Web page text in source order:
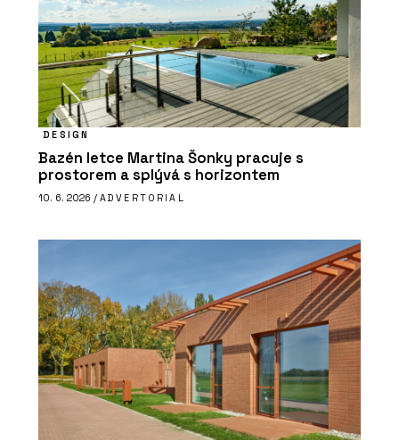
DESIGN
Bazén letce Martina Šonky pracuje s
prostorem a splývá s horizontem
10. 6. 2026 / ADVERTORIAL